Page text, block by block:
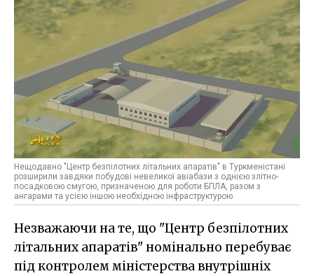
Нещодавно "Центр безпілотних літальних апаратів" в Туркменістані
розширили завдяки побудові невеликої авіабази з однією злітно-
посадковою смугою, призначеною для роботи БПЛА, разом з
ангарами та усією іншою необхідною інфраструктурою
Незважаючи на те, що "Центр безпілотних
літальних апаратів" номінально перебуває
під контролем міністерства внутрішніх